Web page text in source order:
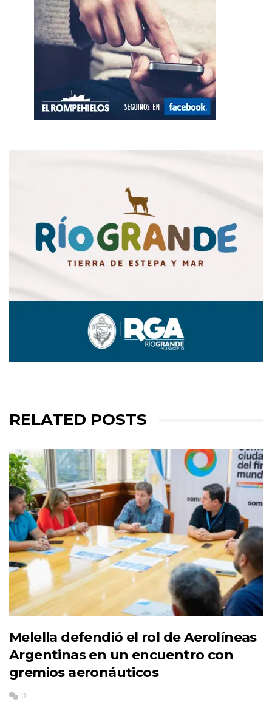
RELATED POSTS
Melella defendió el rol de Aerolíneas
Argentinas en un encuentro con
gremios aeronáuticos
0